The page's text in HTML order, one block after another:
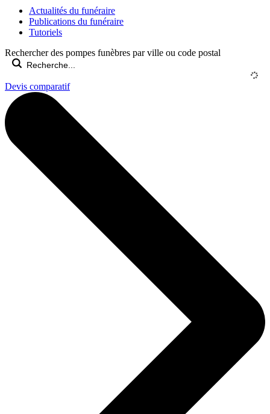
Actualités du funéraire
Publications du funéraire
Tutoriels
Rechercher des pompes funèbres par ville ou code postal
Devis comparatif